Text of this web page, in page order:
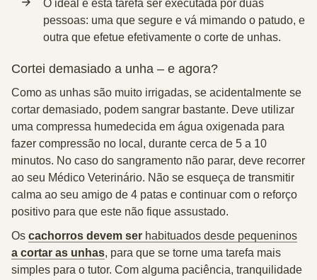
O ideal é esta tarefa ser executada por duas
pessoas: uma que segure e vá mimando o patudo, e
outra que efetue efetivamente o corte de unhas.
Cortei demasiado a unha – e agora?
Como as unhas são muito irrigadas, se acidentalmente se
cortar demasiado, podem sangrar bastante. Deve utilizar
uma compressa humedecida em água oxigenada para
fazer compressão no local, durante cerca de 5 a 10
minutos. No caso do sangramento não parar, deve recorrer
ao seu Médico Veterinário. Não se esqueça de transmitir
calma ao seu amigo de 4 patas e continuar com o reforço
positivo para que este não fique assustado.
Os cachorros devem ser habituados desde pequeninos
a cortar as unhas, para que se torne uma tarefa mais
simples para o tutor. Com alguma paciência, tranquilidade